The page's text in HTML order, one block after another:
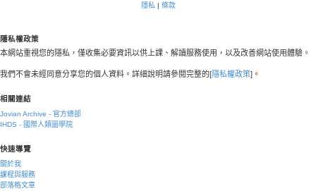
隱私 | 條款
隱私權政策
本網站重視您的隱私，僅收集必要資訊以供上課、解讀服務使用，以及改善網站使用體驗。
我們不會未經同意分享您的個人資料。詳細說明請參閱完整的[隱私權政策]。
相關連結
Jovian Archive - 官方總部
IHDS - 國際人類圖學院
快速導覽
關於我
課程與服務
部落格文章